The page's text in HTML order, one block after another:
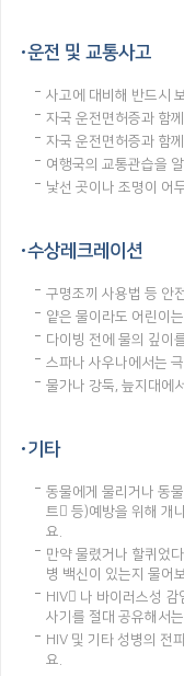
운전 및 교통사고
사고에 대비해 반드시
자국 운전면허증과 함
자국 운전면허증과 함
여행국의 교통관습을
낯선 곳이나 조명이 어
수상레크레이션
구명조끼 사용법 등 안
얕은 물이라도 어린이
다이빙 전에 물의 깊이
스파나 사우나에서는
물가나 강둑, 늪지대에
기타
동물에게 물리거나 동
트 등)예방을 위해 개
요.
만약 물렸거나 할퀴었
병 백신이 있는지 물어
HIV 나 바이러스성 감
사기를 절대 공유해서
HIV 및 기타 성병의 전
요.